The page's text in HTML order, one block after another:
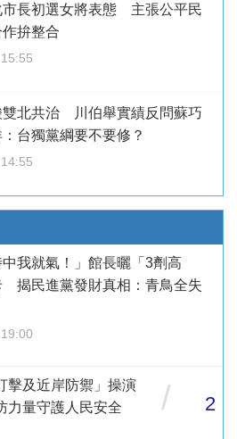
市長初選女將表態 主張公平民
拚整合
雙北共治 川伯舉實績反問蘇巧
台獨黨綱要不要修？
中我就氣！」館長曬「3劑高
揭民進黨發財真相：青鳥全失
擊及近岸防禦」操演
力量守護人民安全
/ 2